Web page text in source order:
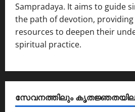
Sampradaya. It aims to guide
the path of devotion,
resources to deepen their
spiritual practice.
സേവനത്തിലും